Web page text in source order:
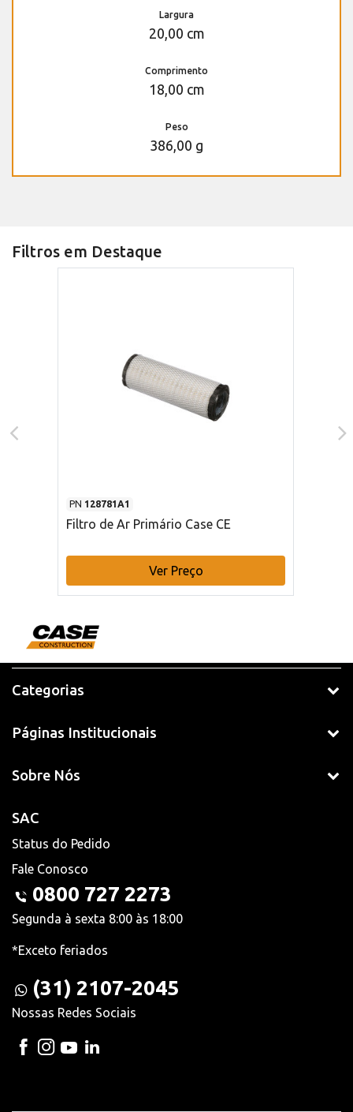
Largura
20,00 cm
Comprimento
18,00 cm
Peso
386,00 g
Filtros em Destaque
PN 128781A1
Filtro de Ar Primário Case CE
Ver Preço
Categorias
Páginas Institucionais
Sobre Nós
SAC
Status do Pedido
Fale Conosco
0800 727 2273
Segunda à sexta 8:00 às 18:00
*Exceto feriados
(31) 2107-2045
Nossas Redes Sociais